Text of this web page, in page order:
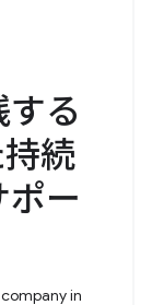
る
続
ー
in